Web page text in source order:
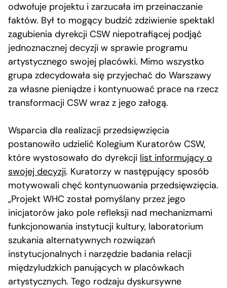
odwołuje projektu i zarzucała im przeinaczanie
faktów. Był to mogący budzić zdziwienie spektakl
zagubienia dyrekcji CSW niepotrafiącej podjąć
jednoznacznej decyzji w sprawie programu
artystycznego swojej placówki. Mimo wszystko
grupa zdecydowała się przyjechać do Warszawy
za własne pieniądze i kontynuować prace na rzecz
transformacji CSW wraz z jego załogą.
Wsparcia dla realizacji przedsięwzięcia
postanowiło udzielić Kolegium Kuratorów CSW,
które wystosowało do dyrekcji list informujący o
swojej decyzji. Kuratorzy w następujący sposób
motywowali chęć kontynuowania przedsięwzięcia.
„Projekt WHC został pomyślany przez jego
inicjatorów jako pole refleksji nad mechanizmami
funkcjonowania instytucji kultury, laboratorium
szukania alternatywnych rozwiązań
instytucjonalnych i narzędzie badania relacji
międzyludzkich panujących w placówkach
artystycznych. Tego rodzaju dyskursywne